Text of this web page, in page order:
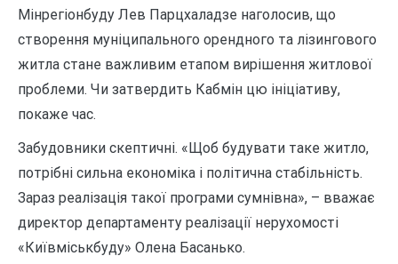
Мінрегіонбуду Лев Парцхаладзе наголосив, що
створення муніципального орендного та лізингового
житла стане важливим етапом вирішення житлової
проблеми. Чи затвердить Кабмін цю ініціативу,
покаже час.
Забудовники скептичні. «Щоб будувати таке житло,
потрібні сильна економіка і політична стабільність.
Зараз реалізація такої програми сумнівна», – вважає
директор департаменту реалізації нерухомості
«Київміськбуду» Олена Басанько.